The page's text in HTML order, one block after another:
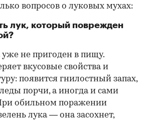
вопросов о луковых мухах:
лук, который поврежден
уже не пригоден в пищу.
вкусовые свойства и
появится гнилостный запах,
порчи, а иногда и сами
обильном поражении
лука — она засохнет,